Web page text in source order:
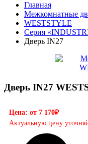
Главная
Межкомнатные
WESTSTYLE
Серия
Дверь IN27
Дверь IN27
Цена: от 7 170₽
Актуальную цену